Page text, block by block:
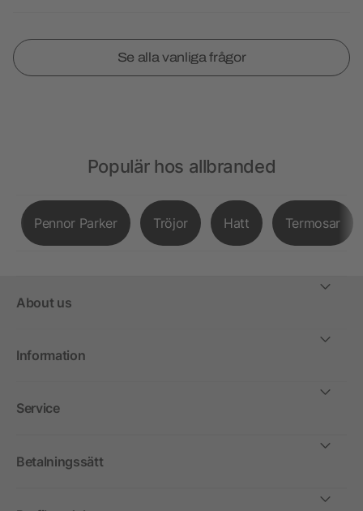
Se alla vanliga frågor
Populär hos allbranded
Pennor Parker Tröjor Hatt Termosar
About us
Information
Service
Betalningssätt